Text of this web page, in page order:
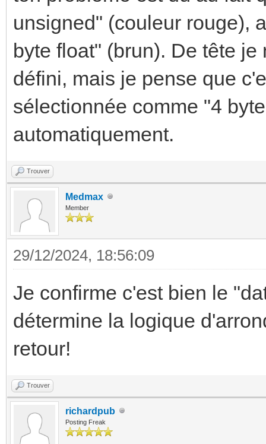
unsigned" (couleur rouge),
byte float" (brun). De tête
défini, mais je pense que
sélectionnée comme "4
automatiquement.
Trouver
Medmax
Member
29/12/2024, 18:56:09
Je confirme c'est bien le
détermine la logique
retour!
Trouver
richardpub
Posting Freak